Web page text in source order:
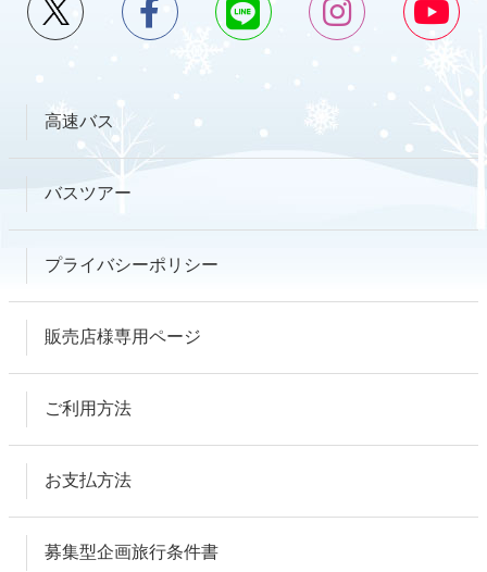
高速バス
バスツアー
プライバシーポリシー
販売店様専用ページ
ご利用方法
お支払方法
募集型企画旅行条件書